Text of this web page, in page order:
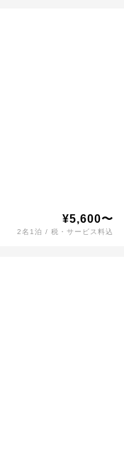
¥5,600〜
2名1泊 / 税・サービス料込